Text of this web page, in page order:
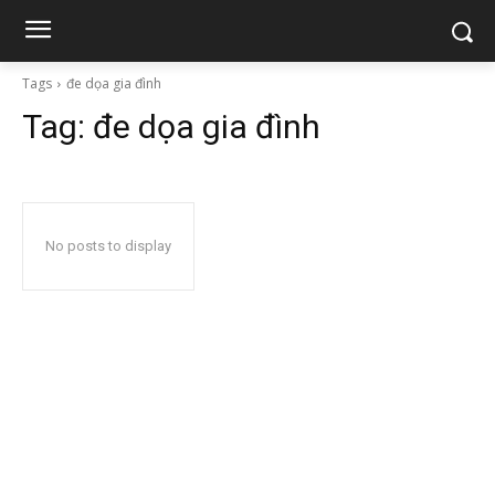
Tags đe dọa gia đình
Tag: đe dọa gia đình
No posts to display